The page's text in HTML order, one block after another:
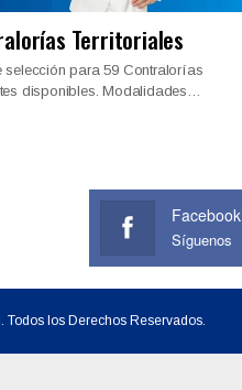
Territoriales
selección para 59 Contralorías
disponibles. Modalidades…
Facebook
Síguenos
los Derechos Reservados.